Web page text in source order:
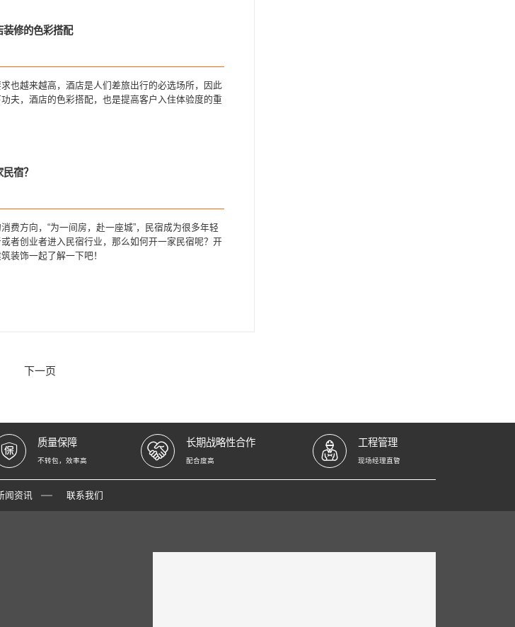
装修的色彩搭配
也越来越高，酒店是人们差旅出行的必选场所，因此
夫，酒店的色彩搭配，也是提高客户入住体验度的重
宿？
费方向，“为一间房，赴一座城”，民宿成为很多年轻
者创业者进入民宿行业，那么如何开一家民宿呢？开
装饰一起了解一下吧！
下一页
质量保障
不转包，效率高
长期战略性合作
配合度高
工程管理
现场经理直管
闻资讯 联系我们